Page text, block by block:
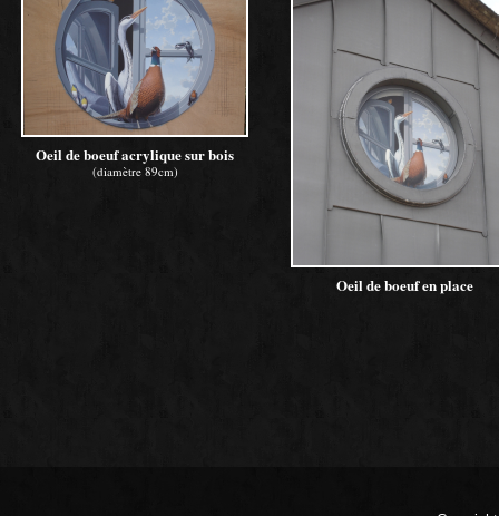
Oeil de boeuf acrylique sur bois
(diamètre 89cm)
Oeil de boeuf en place